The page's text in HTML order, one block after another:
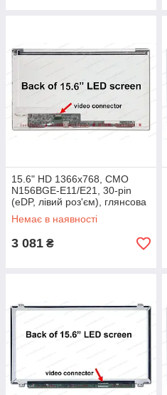
15.6" HD 1366x768, CMO
N156BGE-E11/E21, 30-pin
(eDP, лівий роз'єм), глянсова
Немає в наявності
3 081 ₴